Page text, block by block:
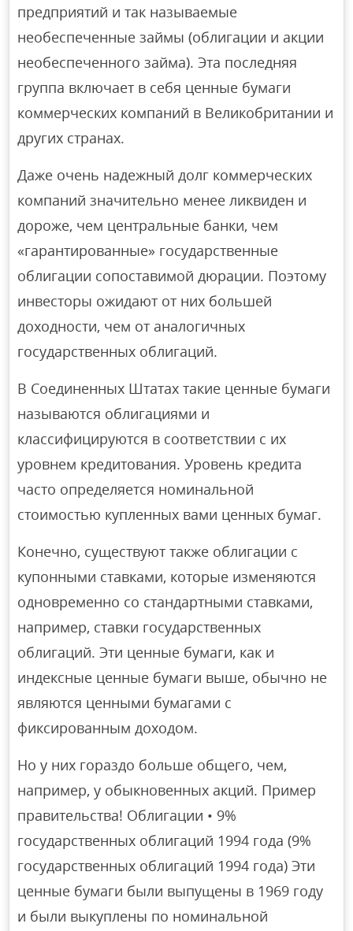
предприятий и так называемые
необеспеченные займы (облигации и акции
необеспеченного займа). Эта последняя
группа включает в себя ценные бумаги
коммерческих компаний в Великобритании и
других странах.
Даже очень надежный долг коммерческих
компаний значительно менее ликвиден и
дороже, чем центральные банки, чем
«гарантированные» государственные
облигации сопоставимой дюрации. Поэтому
инвесторы ожидают от них большей
доходности, чем от аналогичных
государственных облигаций.
В Соединенных Штатах такие ценные бумаги
называются облигациями и
классифицируются в соответствии с их
уровнем кредитования. Уровень кредита
часто определяется номинальной
стоимостью купленных вами ценных бумаг.
Конечно, существуют также облигации с
купонными ставками, которые изменяются
одновременно со стандартными ставками,
например, ставки государственных
облигаций. Эти ценные бумаги, как и
индексные ценные бумаги выше, обычно не
являются ценными бумагами с
фиксированным доходом.
Но у них гораздо больше общего, чем,
например, у обыкновенных акций. Пример
правительства! Облигации • 9%
государственных облигаций 1994 года (9%
государственных облигаций 1994 года) Эти
ценные бумаги были выпущены в 1969 году
и были выкуплены по номинальной